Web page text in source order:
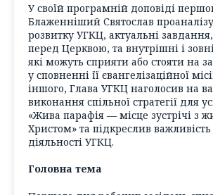
У своїй програмній доповіді
Блаженніший Святослав
розвитку УГКЦ, актуальні
перед Церквою, та внутрішні і
які можуть сприяти або стояти на
у сповненні її євангелізаційної
іншого, Глава УГКЦ наголосив на
виконання спільної стратегії для
«Жива парафія — місце зустрічі з
Христом» та підкреслив
діяльності УГКЦ.
Головна тема